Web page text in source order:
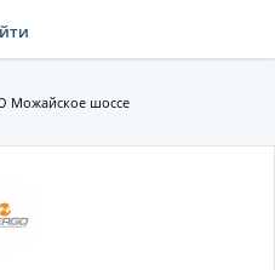
Можайское шоссе